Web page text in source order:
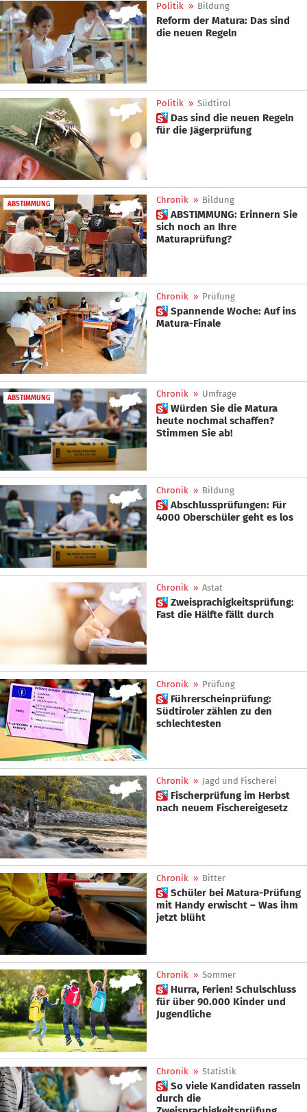
Politik » Bildung
Reform der Matura: Das sind
die neuen Regeln
Politik » Südtirol
 Das sind die neuen Regeln
für die Jägerprüfung
ABSTIMMUNG Chronik » Bildung
 ABSTIMMUNG: Erinnern Sie
sich noch an Ihre
Maturaprüfung?
Chronik » Prüfung
 Spannende Woche: Auf ins
Matura-Finale
ABSTIMMUNG Chronik » Umfrage
 Würden Sie die Matura
heute nochmal schaffen?
Stimmen Sie ab!
Chronik » Bildung
 Abschlussprüfungen: Für
4000 Oberschüler geht es los
Chronik » Astat
 Zweisprachigkeitsprüfung:
Fast die Hälfte fällt durch
Chronik » Prüfung
 Führerscheinprüfung:
Südtiroler zählen zu den
schlechtesten
Chronik » Jagd und Fischerei
 Fischerprüfung im Herbst
nach neuem Fischereigesetz
Chronik » Bitter
 Schüler bei Matura-Prüfung
mit Handy erwischt – Was ihm
jetzt blüht
Chronik » Sommer
 Hurra, Ferien! Schulschluss
für über 90.000 Kinder und
Jugendliche
Chronik » Statistik
 So viele Kandidaten rasseln
durch die